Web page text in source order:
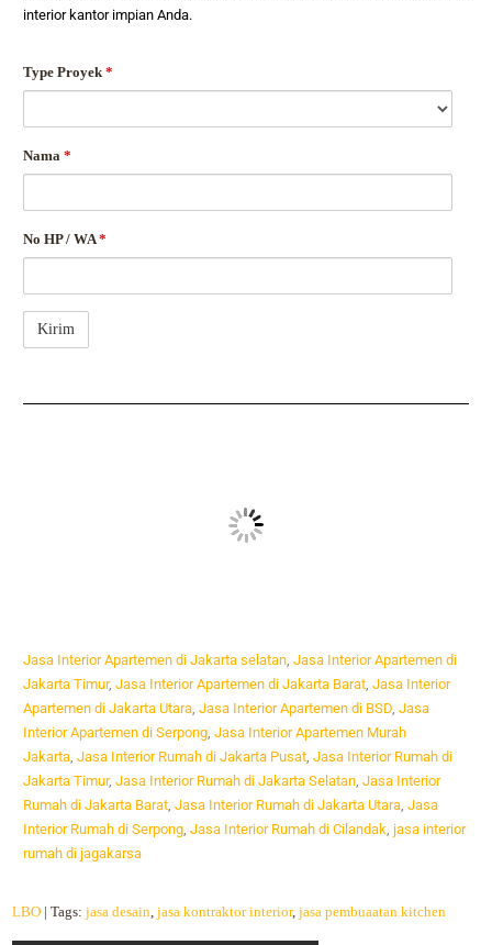
interior kantor impian Anda.
Type Proyek*
Nama*
No HP / WA*
Jasa Interior Apartemen di Jakarta selatan,Jasa Interior Apartemen di
Jakarta Timur,Jasa Interior Apartemen di Jakarta Barat,Jasa Interior
Apartemen di Jakarta Utara,Jasa Interior Apartemen di BSD,Jasa
Interior Apartemen di Serpong, Jasa Interior Apartemen Murah
Jakarta,Jasa Interior Rumah di Jakarta Pusat,Jasa Interior Rumah di
Jakarta Timur,Jasa Interior Rumah di Jakarta Selatan,Jasa Interior
Rumah di Jakarta Barat,Jasa Interior Rumah di Jakarta Utara,Jasa
Interior Rumah di Serpong,Jasa Interior Rumah di Cilandak, jasa interior
rumah di jagakarsa
LBO | Tags:jasa desain,jasa kontraktor interior,jasa pembuaatan kitchen